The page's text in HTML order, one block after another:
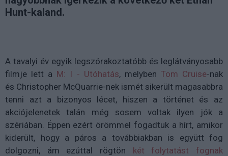
Hunt-kaland.
A tavalyi év egyik legszórakoztatóbb és leglátványosabb
filmje lett a M: I - Utóhatás, melyben Tom Cruise-nak
és Christopher McQuarrie-nek ismét sikerült magasabbra
tenni azt a bizonyos lécet, hiszen a történet és az
akciójelenetek talán még sosem voltak ilyen jók a
szériában. Éppen ezért örömmel fogadtuk a hírt, amikor
kiderült, hogy a páros a továbbiakban is együtt fog
dolgozni, ám ezúttal rögtön két folytatást fognak